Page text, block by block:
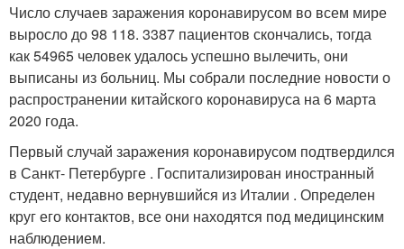
Число случаев заражения коронавирусом во всем мире
выросло до 98 118. 3387 пациентов скончались, тогда
как 54965 человек удалось успешно вылечить, они
выписаны из больниц. Мы собрали последние новости о
распространении китайского коронавируса на 6 марта
2020 года.
Первый случай заражения коронавирусом подтвердился
в Санкт- Петербурге . Госпитализирован иностранный
студент, недавно вернувшийся из Италии . Определен
круг его контактов, все они находятся под медицинским
наблюдением.